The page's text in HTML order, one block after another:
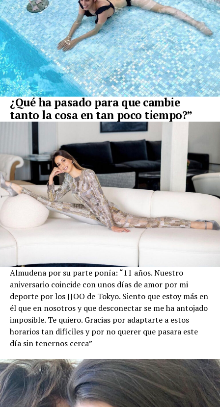
¿Qué ha pasado para que cambie
tanto la cosa en tan poco tiempo?”
Almudena por su parte ponía: “11 años. Nuestro
aniversario coincide con unos días de amor por mi
deporte por los JJOO de Tokyo. Siento que estoy más en
él que en nosotros y que desconectar se me ha antojado
imposible. Te quiero. Gracias por adaptarte a estos
horarios tan difíciles y por no querer que pasara este
día sin tenernos cerca”